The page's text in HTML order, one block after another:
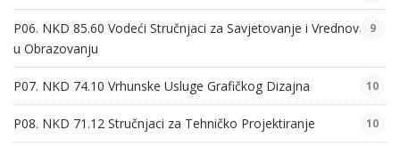
P06. NKD 85.60 Vodeći Stručnjaci za Savjetovanje i Vrednovanje
u Obrazovanju
9
P07. NKD 74.10 Vrhunske Usluge Grafičkog Dizajna 10
P08. NKD 71.12 Stručnjaci za Tehničko Projektiranje 10